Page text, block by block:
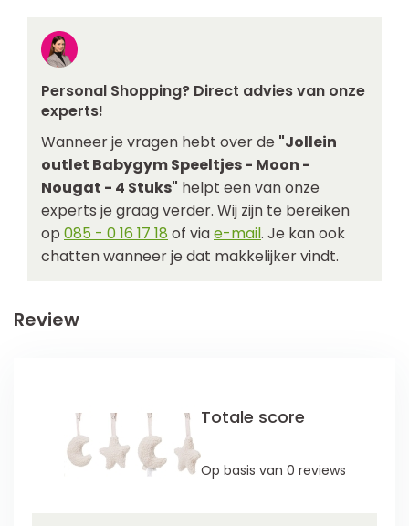
Personal Shopping? Direct advies van onze
experts!
Wanneer je vragen hebt over de "Jollein
outlet Babygym Speeltjes - Moon -
Nougat - 4 Stuks" helpt een van onze
experts je graag verder. Wij zijn te bereiken
op 085 - 0 16 17 18 of viae-mail. Je kan ook
chatten wanneer je dat makkelijker vindt.
Review
Totale score
Op basis van 0 reviews